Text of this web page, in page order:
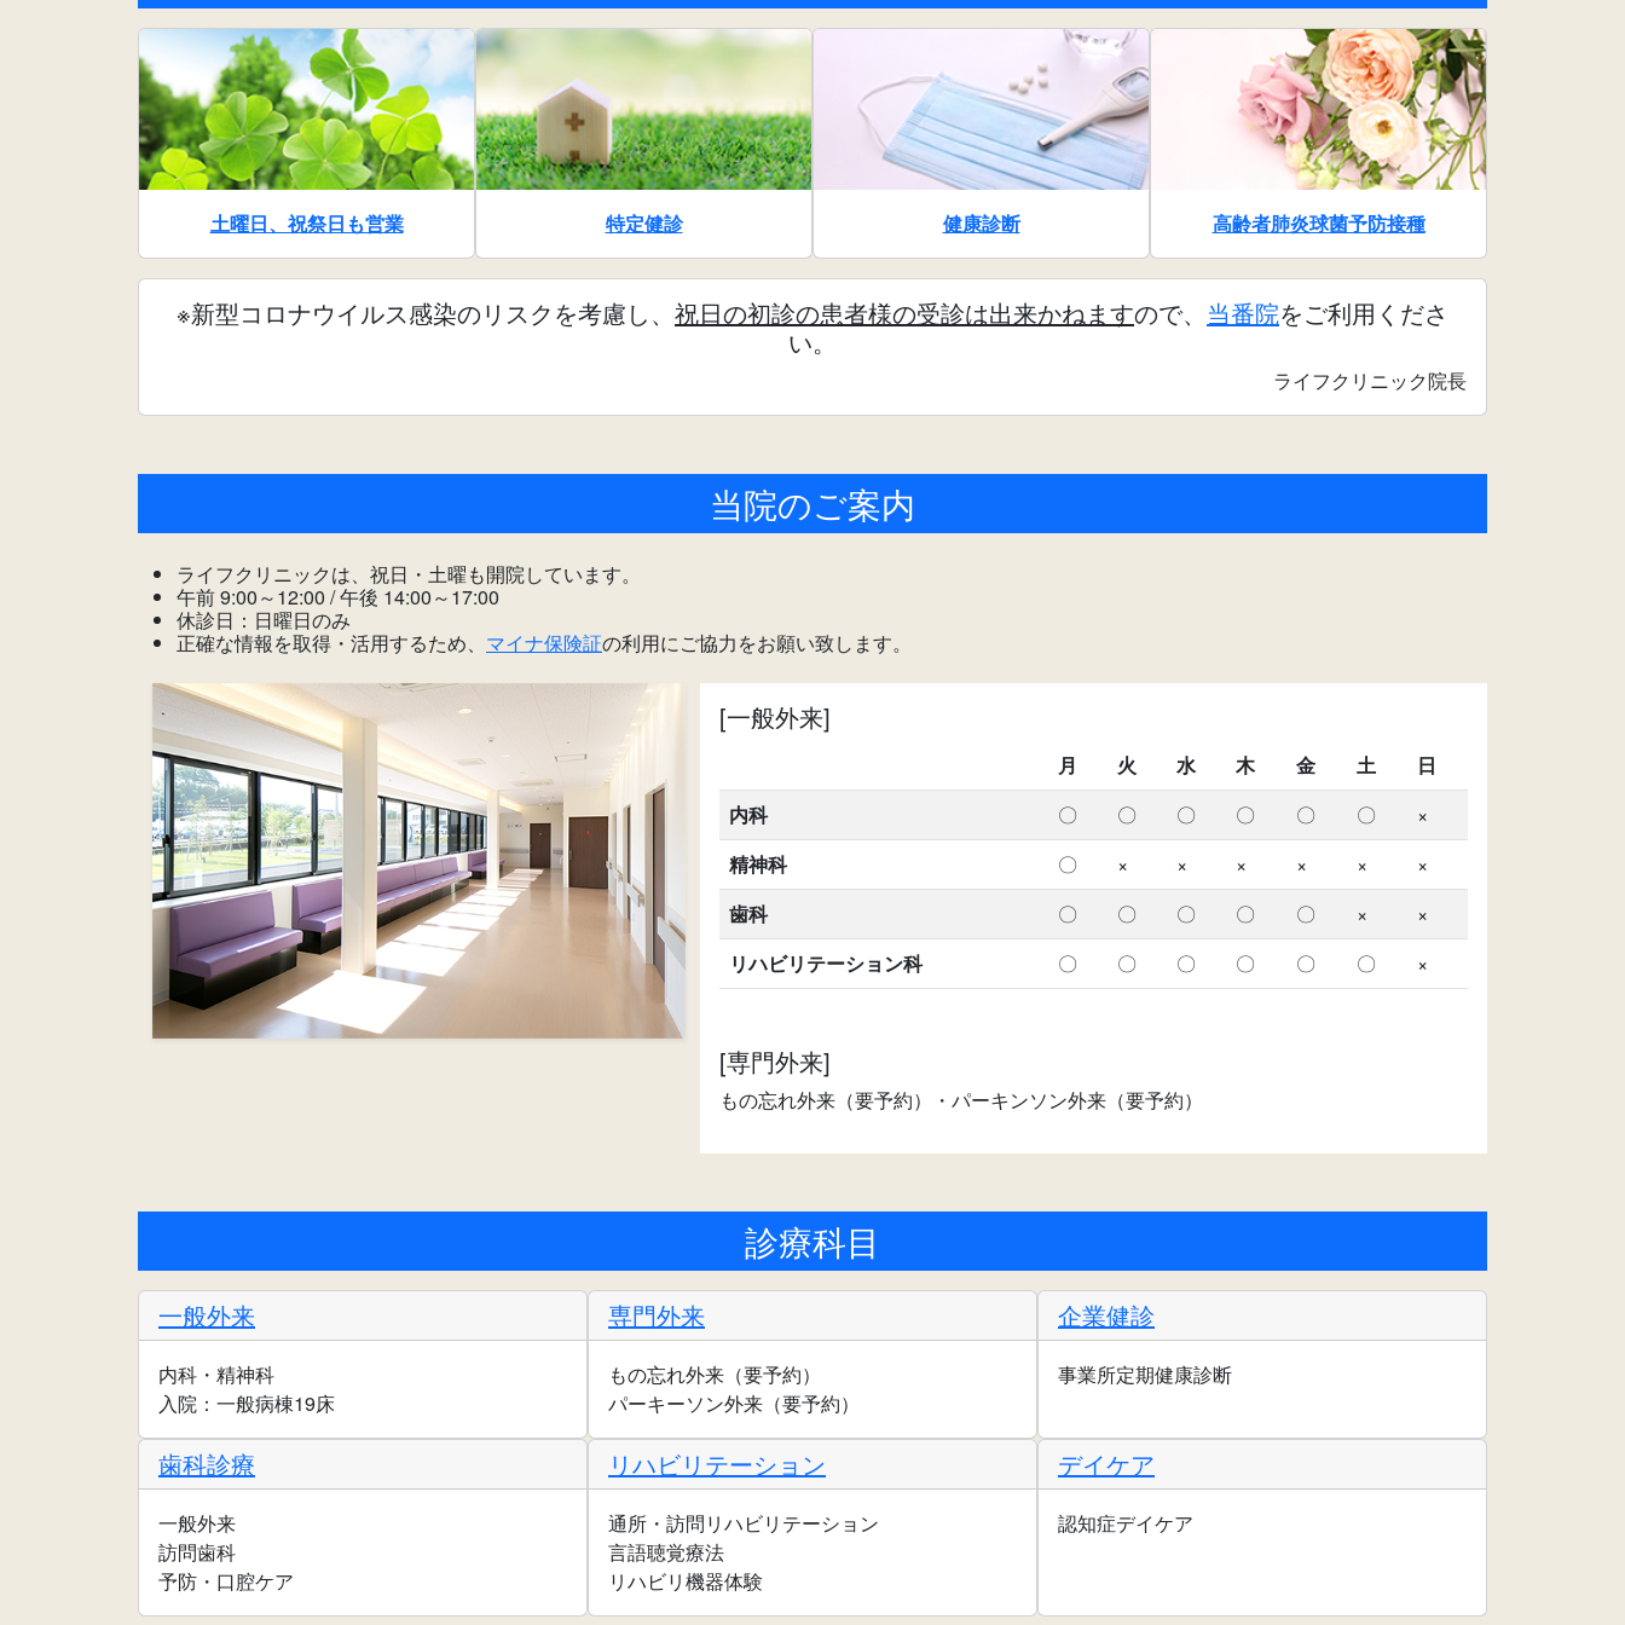
土曜日、祝祭日も営業 特定健診 健康診断 高齢者肺炎球菌予防接種
※新型コロナウイルス感染のリスクを考慮し、 祝日の初診の患者様の受診は出来かねますので、 当番院をご利用くださ
い。
ライフクリニック院長
当院のご案内
ライフクリニックは、祝日・土曜も開院しています。
午前 9:00～12:00 / 午後 14:00～17:00
休診日：日曜日のみ
正確な情報を取得・活用するため、 マイナ保険証の利用にご協力をお願い致します。
[一般外来]
月 火 水 木 金 土
日
内科
〇 〇 〇 〇 〇 〇
×
精神科
〇 × × × × ×
×
歯科
〇 〇 〇 〇 〇 ×
×
リハビリテーション科
〇 〇 〇 〇 〇 〇 ×
[専門外来]
もの忘れ外来（要予約）・パーキンソン外来（要予約）
診療科目
一般外来
内科・精神科
入院：一般病棟19床
専門外来
もの忘れ外来（要予約）
パーキーソン外来（要予約）
企業健診
事業所定期健康診断
歯科診療
一般外来
訪問歯科
予防・口腔ケア
リハビリテーション
通所・訪問リハビリテーション
言語聴覚療法
リハビリ機器体験
デイケア
認知症デイケア